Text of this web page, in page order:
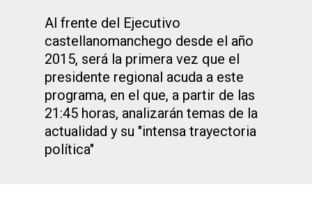
Al frente del Ejecutivo
castellanomanchego desde el año
2015, será la primera vez que el
presidente regional acuda a este
programa, en el que, a partir de las
21:45 horas, analizarán temas de la
actualidad y su "intensa trayectoria
política"